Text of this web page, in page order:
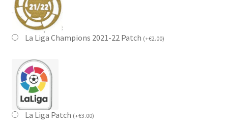
La Liga Champions 2021-22 Patch (+€2.00)
La Liga Patch (+€3.00)